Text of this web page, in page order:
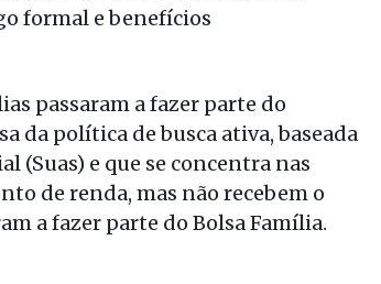
formal e benefícios
passaram a fazer parte do
da política de busca ativa, baseada
(Suas) e que se concentra nas
de renda, mas não recebem o
a fazer parte do Bolsa Família.